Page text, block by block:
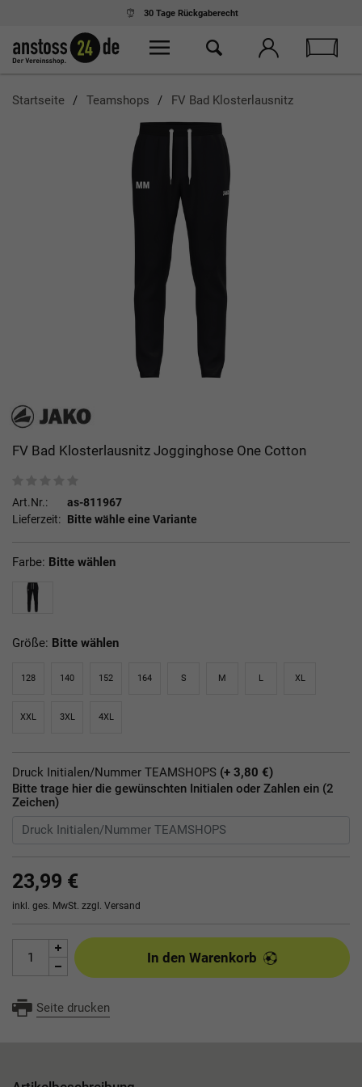
30 Tage Rückgaberecht
Startseite Teamshops FV Bad Klosterlausnitz
FV Bad Klosterlausnitz Jogginghose One Cotton
Art.Nr.:
as-811967
Lieferzeit: Bitte wähle eine Variante
Farbe: Bitte wählen
Größe: Bitte wählen
128 140 152 164 S M L XL
XXL 3XL 4XL
Druck Initialen/Nummer TEAMSHOPS (+ 3,80 €)
Bitte trage hier die gewünschten Initialen oder Zahlen ein (2
Zeichen)
23,99 €
inkl. ges. MwSt. zzgl. Versand
In den Warenkorb
Seite drucken